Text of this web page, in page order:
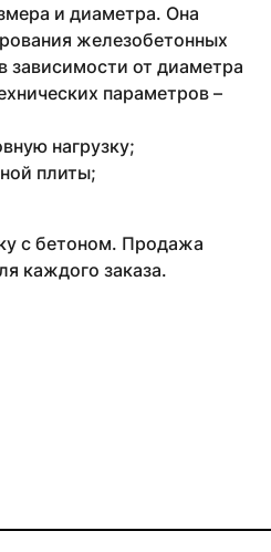
и диаметра. Она
железобетонных
зависимости от диаметра
параметров –
нагрузку;
плиты;
с бетоном. Продажа
каждого заказа.